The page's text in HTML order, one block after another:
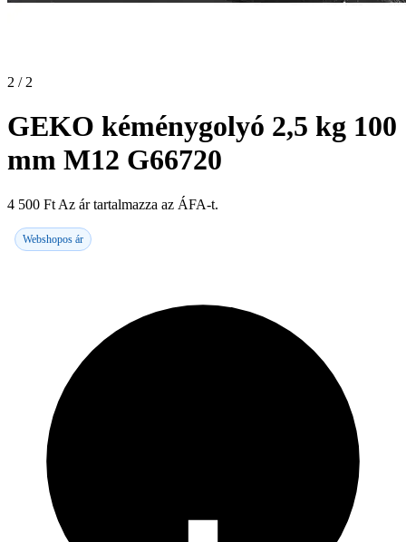
2 / 2
GEKO kéménygolyó 2,5 kg 100
mm M12 G66720
4 500 Ft Az ár tartalmazza az ÁFA-t.
Webshopos ár